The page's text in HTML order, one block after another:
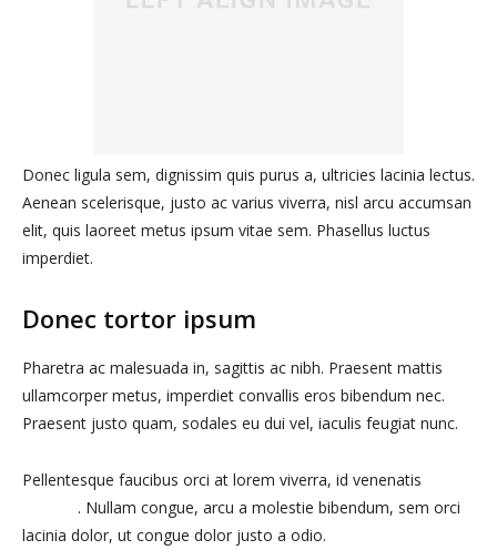
Donec ligula sem, dignissim quis purus a, ultricies lacinia lectus.
Aenean scelerisque, justo ac varius viverra, nisl arcu accumsan
elit, quis laoreet metus ipsum vitae sem. Phasellus luctus
imperdiet.
Donec tortor ipsum
Pharetra ac malesuada in, sagittis ac nibh. Praesent mattis
ullamcorper metus, imperdiet convallis eros bibendum nec.
Praesent justo quam, sodales eu dui vel, iaculis feugiat nunc.
Pellentesque faucibus orci at lorem viverra, id venenatis
. Nullam congue, arcu a molestie bibendum, sem orci
lacinia dolor, ut congue dolor justo a odio.